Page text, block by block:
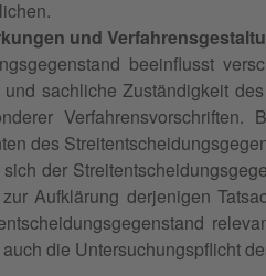
und
beeinflusst
sachliche Zuständigkeit
des
der
Aufklärung derjenigen
die Untersuchungspflicht